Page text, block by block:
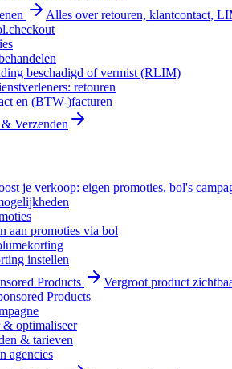
Alles over retouren, klantcontact,
beschadigd of vermist (RLIM)
retouren
en (BTW-)facturen
Verzenden
je verkoop: eigen promoties, bol's
aan promoties via bol
instellen
Products
Vergroot product
Products
& optimaliseer
& tarieven
agencies